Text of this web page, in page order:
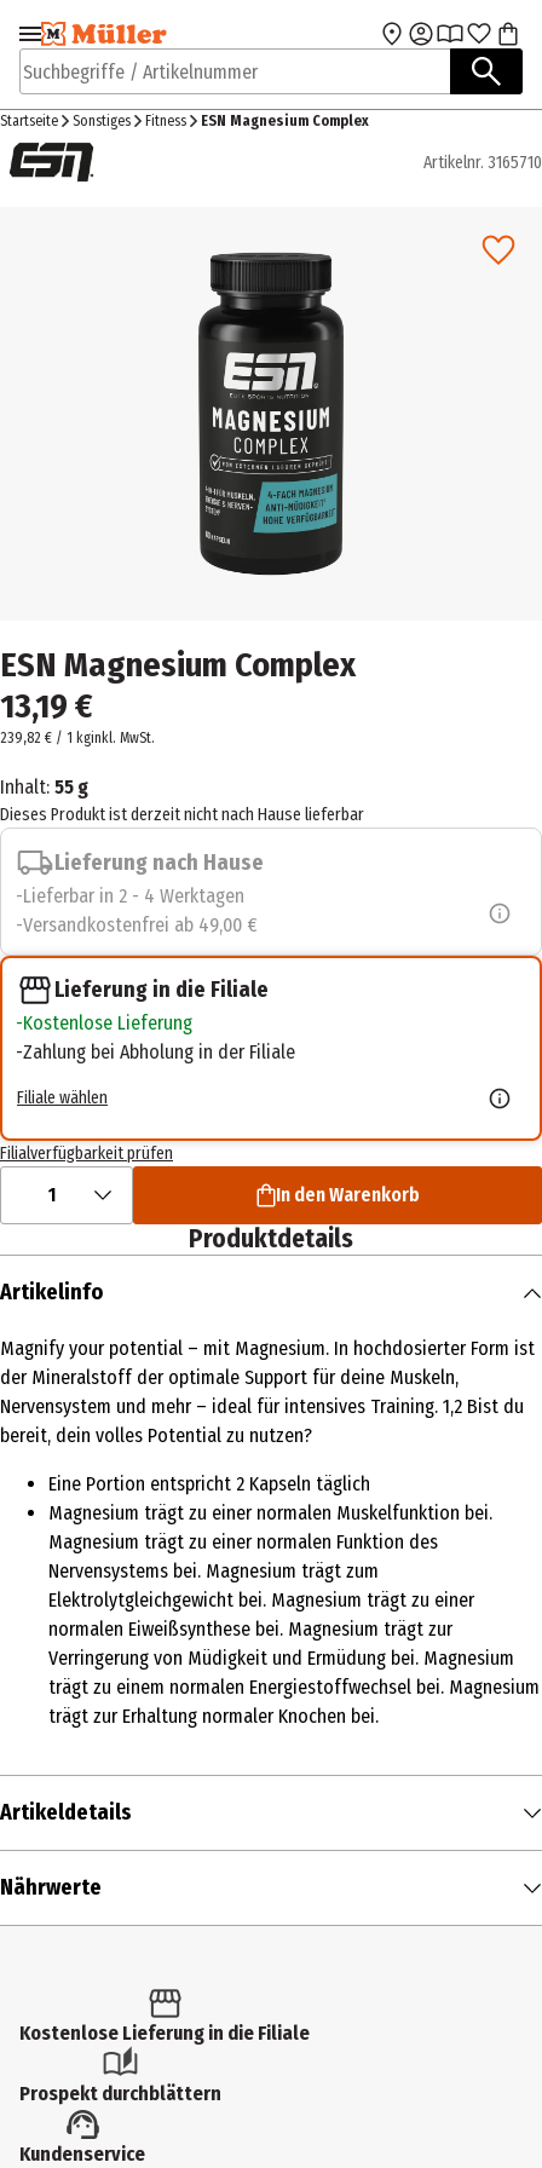
Zur Navigation
springen
Zum Hauptinhalt
Suchbegriffe / Artikelnummer
Startseite Sonstiges Fitness ESN Magnesium Complex
Artikelnr. 3165710
ESN Magnesium Complex
13,19 €
239,82 € / 1 kginkl. MwSt.
Inhalt: 55 g
Dieses Produkt ist derzeit nicht nach Hause lieferbar
Lieferung nach Hause
Lieferbar in 2 - 4 Werktagen
Versandkostenfrei ab 49,00 €
Lieferung in die Filiale
Kostenlose Lieferung
Zahlung bei Abholung in der Filiale
Filiale wählen
Filialverfügbarkeit prüfen
1 In den Warenkorb
Produktdetails
Artikelinfo
Magnify your potential – mit Magnesium. In hochdosierter Form ist
der Mineralstoff der optimale Support für deine Muskeln,
Nervensystem und mehr – ideal für intensives Training. 1,2 Bist du
bereit, dein volles Potential zu nutzen?
Eine Portion entspricht 2 Kapseln täglich
Magnesium trägt zu einer normalen Muskelfunktion bei.
Magnesium trägt zu einer normalen Funktion des
Nervensystems bei. Magnesium trägt zum
Elektrolytgleichgewicht bei. Magnesium trägt zu einer
normalen Eiweißsynthese bei. Magnesium trägt zur
Verringerung von Müdigkeit und Ermüdung bei. Magnesium
trägt zu einem normalen Energiestoffwechsel bei. Magnesium
trägt zur Erhaltung normaler Knochen bei.
Artikeldetails
Inhalt
Zutaten
Magnesiumbisglycinat, Magnesiummalat, Kapselhülle
(Hydroxypropylmethylcellulose), Magnesiumtaurat,
Trimagnesiumdicitrat, Trennmittel (Magnesiumsalze der
Nährwerte
Magnesium
216 mg --
Kostenlose Lieferung in die Filiale
Prospekt durchblättern
Kundenservice